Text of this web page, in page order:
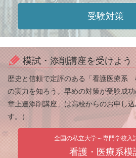
受験対策
模試・添削講座を受けよう
歴史と信頼で定評のある「看護医療系
の実力を知ろう。早めの対策が受験成
章上達添削講座」は高校からのお申し
す。）
全国の私立大学～専門学校入
看護・医療系模